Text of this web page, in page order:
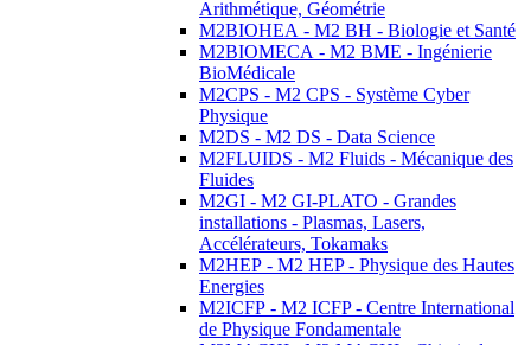
Arithmétique, Géométrie
M2BIOHEA - M2 BH - Biologie et Santé
M2BIOMECA - M2 BME - Ingénierie
BioMédicale
M2CPS - M2 CPS - Système Cyber
Physique
M2DS - M2 DS - Data Science
M2FLUIDS - M2 Fluids - Mécanique des
Fluides
M2GI - M2 GI-PLATO - Grandes
installations - Plasmas, Lasers,
Accélérateurs, Tokamaks
M2HEP - M2 HEP - Physique des Hautes
Energies
M2ICFP - M2 ICFP - Centre International
de Physique Fondamentale